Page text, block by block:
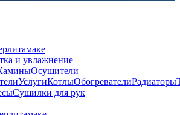
и увлажнение
Осушители
УслугиКотлыОбогревателиРадиаторы
Сушилки для рук